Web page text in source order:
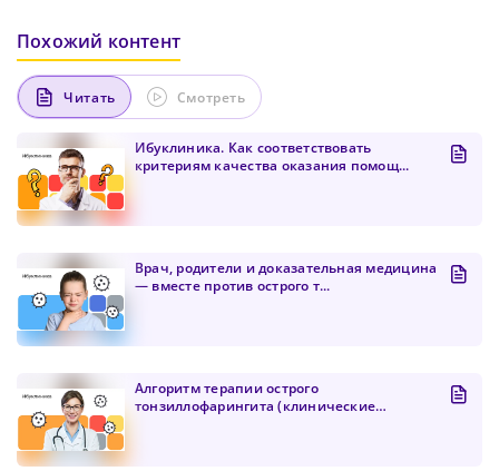
Похожий контент
Читать Смотреть
Ибуклиника. Как соответствовать
критериям качества оказания помощ...
Врач, родители и доказательная медицина
— вместе против острого т...
Алгоритм терапии острого
тонзиллофарингита (клинические